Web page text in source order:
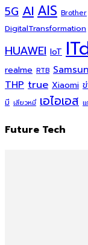
5G AI AIS Brother
DigitalTransformation
HUAWEI IoT
realme RTB
THP true Xiaomi
มี เสียวหมี่ เอไอเอส แ
Future Tech